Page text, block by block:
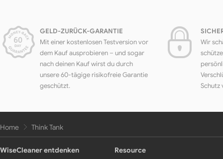
GELD-ZURÜCK-GARANTIE
Mit einer kostenlosen Testversion vor
dem Kauf ausprobieren – und sogar
nach deinen Kauf wirst du durch
unsere 60-tägige risikofreie Garantie
geschützt.
Wir
Schutz
Home Think Tank
WiseCleaner entdenken
Resource